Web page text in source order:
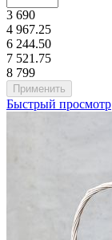
3 690
4 967.25
6 244.50
7 521.75
8 799
Быстрый просмотр